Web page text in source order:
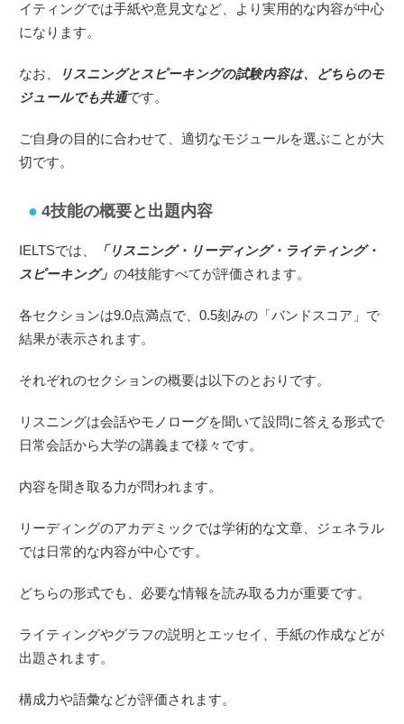
イティングでは手紙や意見文など、より実用的な内容が中心
になります。
なお、
リスニングとスピーキングの試験内容は、どちらのモ
ジュールでも共通です。
ご自身の目的に合わせて、適切なモジュールを選ぶことが大
切です。
4技能の概要と出題内容
IELTSでは、
「リスニング・リーディング・ライティング・
スピーキング」 の4技能すべてが評価されます。
各セクションは9.0点満点で、0.5刻みの「バンドスコア」で
結果が表示されます。
それぞれのセクションの概要は以下のとおりです。
リスニングは会話やモノローグを聞いて設問に答える形式で
日常会話から大学の講義まで様々です。
内容を聞き取る力が問われます。
リーディングのアカデミックでは学術的な文章、ジェネラル
では日常的な内容が中心です。
どちらの形式でも、必要な情報を読み取る力が重要です。
ライティングやグラフの説明とエッセイ、手紙の作成などが
出題されます。
構成力や語彙などが評価されます。